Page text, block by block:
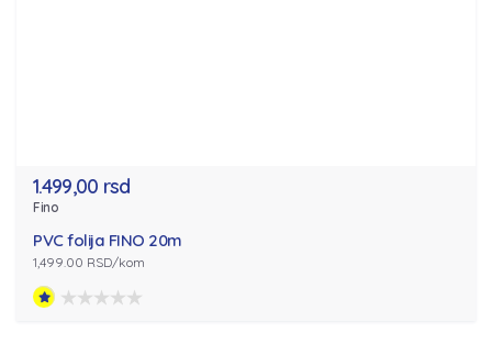
1.499,00 rsd
Fino
PVC folija FINO 20m
1,499.00 RSD/kom